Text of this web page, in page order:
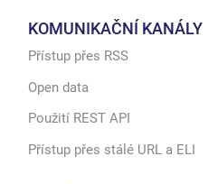
KOMUNIKAČNÍ KANÁLY
Přístup přes RSS
Open data
Použití REST API
Přístup přes stálé URL a ELI